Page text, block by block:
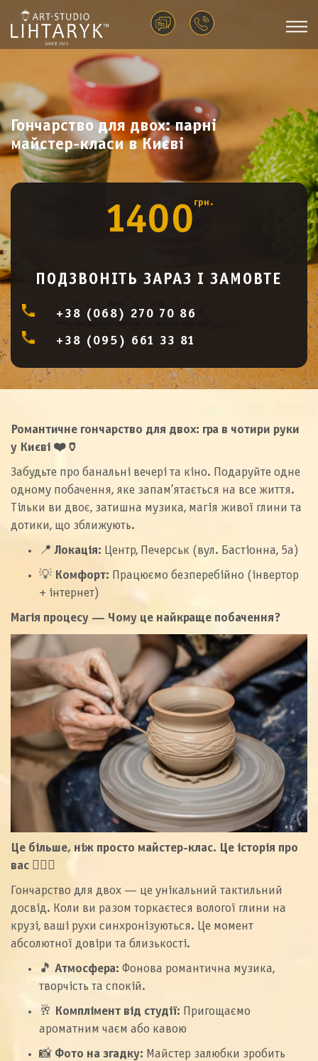
Гончарство для двох: парні
майстер-класи в Києві
1400 грн.
ПОДЗВОНІТЬ ЗАРАЗ І ЗАМОВТЕ
+38 (068) 270 70 86
+38 (095) 661 33 81
Романтичне гончарство для двох: гра в чотири руки
у Києві ❤️🏺
Забудьте про банальні вечері та кіно. Подаруйте одне
одному побачення, яке запам’ятається на все життя.
Тільки ви двоє, затишна музика, магія живої глини та
дотики, що зближують.
📍Локація: Центр, Печерськ (вул. Бастіонна, 5а)
💡 Комфорт: Працюємо безперебійно (інвертор
+ інтернет)
Магія процесу — Чому це найкраще побачення?
Це більше, ніж просто майстер-клас. Це історія про
вас 👩‍❤️‍👨
Гончарство для двох — це унікальний тактильний
досвід. Коли ви разом торкаєтеся вологої глини на
крузі, ваші рухи синхронізуються. Це момент
абсолютної довіри та близькості.
🎵 Атмосфера: Фонова романтична музика,
творчість та спокій.
🥂 Комплімент від студії: Пригощаємо
ароматним чаєм або кавою
📸 Фото на згадку: Майстер залюбки зробить